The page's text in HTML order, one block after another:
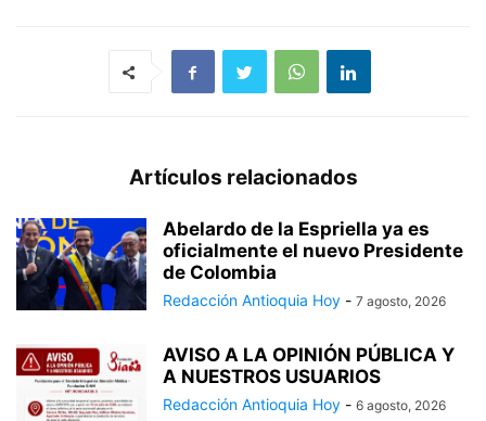
Artículos relacionados
Abelardo de la Espriella ya es
oficialmente el nuevo Presidente
de Colombia
Redacción Antioquia Hoy - 7 agosto, 2026
AVISO A LA OPINIÓN PÚBLICA Y
A NUESTROS USUARIOS
Redacción Antioquia Hoy - 6 agosto, 2026